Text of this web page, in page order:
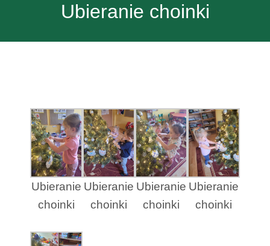
Ubieranie choinki
Ubieranie
choinki
Ubieranie
choinki
Ubieranie
choinki
Ubieranie
choinki